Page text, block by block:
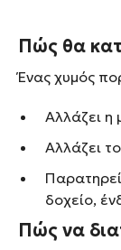
Πώς θα
Ένας χυμός
Αλλάζει η
Αλλάζει
δοχείο,
Πώς να